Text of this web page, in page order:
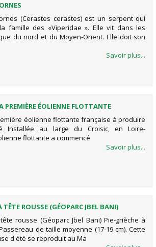
(Cerastes cerastes) est un serpent qui
famille des «Viperidae ». Elle vit dans les
du nord et du Moyen-Orient. Elle doit son
Savoir plus...
PREMIÈRE ÉOLIENNE FLOTTANTE
DE L'ÉLECTRICITÉ
éolienne flottante française à produire
Installée au large du Croisic, en Loire-
flottante a commencé
Savoir plus...
TÊTE ROUSSE (GÉOPARC JBEL BANI)
rousse (Géoparc Jbel Bani) Pie-grièche à
de taille moyenne (17-19 cm). Cette
d'été se reproduit au Ma